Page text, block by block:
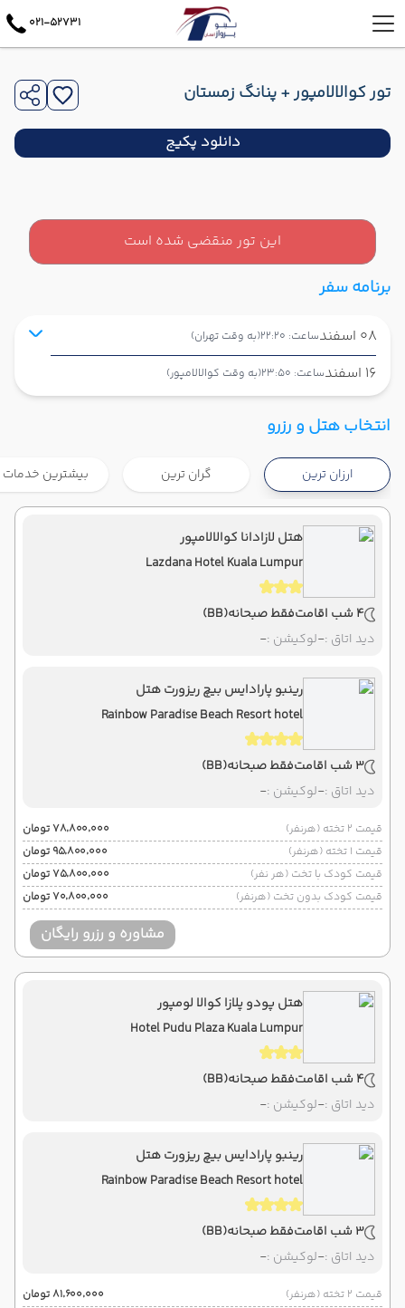
021-52731
تور کوالالامپور + پنانگ زمستان
دانلود پکیج
این تور منقضی شده است
برنامه سفر
08 اسفند ساعت: 22:20 (به وقت تهران)
16 اسفند ساعت: 23:50 (به وقت کوالالامپور)
شروع سفر تهران ,
نوع سفر :هواییEconomy ماهان
ساعت حرکت :22:20
08:00
پایان سفر کوالالامپور , فرودگاه بین‌المللی کوالالامپور KUL
تهران ,
نوع سفر :هواییEconomy
انتخاب هتل و رزرو
ارزان ترین گران ترین بیشترین خدمات
هتل لازادانا کوالالامپور
Lazdana Hotel Kuala Lumpur
4 شب اقامت فقط صبحانه(BB)
دید اتاق :-لوکیشن :-
رینبو پارادایس بیچ ریزورت هتل
Rainbow Paradise Beach Resort hotel
3 شب اقامت فقط صبحانه(BB)
دید اتاق :-لوکیشن :-
قیمت 2 تخته (هرنفر)
۷۸٬۸۰۰٬۰۰۰ تومان
قیمت 1 تخته (هرنفر)
۹۵٬۸۰۰٬۰۰۰ تومان
قیمت کودک با تخت (هر نفر)
۷۵٬۸۰۰٬۰۰۰ تومان
قیمت کودک بدون تخت (هرنفر)
۷۰٬۸۰۰٬۰۰۰ تومان
مشاوره و رزرو رایگان
هتل پودو پلازا کوالا لومپور
Hotel Pudu Plaza Kuala Lumpur
4 شب اقامت فقط صبحانه(BB)
دید اتاق :-لوکیشن :-
رینبو پارادایس بیچ ریزورت هتل
Rainbow Paradise Beach Resort hotel
3 شب اقامت فقط صبحانه(BB)
دید اتاق :-لوکیشن :-
قیمت 2 تخته (هرنفر)
۸۱٬۶۰۰٬۰۰۰ تومان